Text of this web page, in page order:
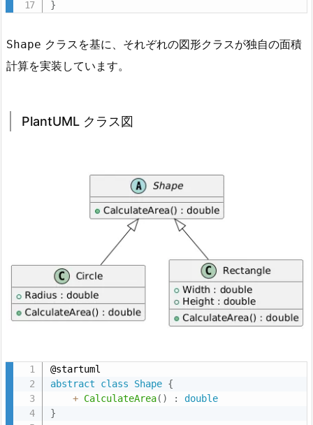
r
e
a
t
n
(保
護
}
Shape クラスを基に、それぞれの図形クラスが独自の面積
計算を実装しています。
PlantUML クラス図
abstract
class Shape {
+ CalculateArea( ) :
double
}